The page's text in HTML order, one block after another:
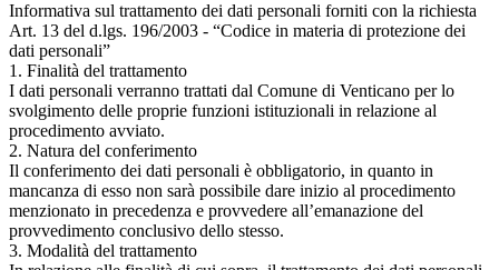
Informativa sul trattamento dei dati personali forniti con la richiesta
Art. 13 del d.lgs. 196/2003 - “Codice in materia di protezione dei
dati personali”
1. Finalità del trattamento
I dati personali verranno trattati dal Comune di Venticano per lo
svolgimento delle proprie funzioni istituzionali in relazione al
procedimento avviato.
2. Natura del conferimento
Il conferimento dei dati personali è obbligatorio, in quanto in
mancanza di esso non sarà possibile dare inizio al procedimento
menzionato in precedenza e provvedere all’emanazione del
provvedimento conclusivo dello stesso.
3. Modalità del trattamento